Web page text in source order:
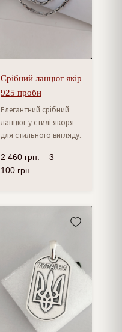
Срібний ланцюг якір
925 проби
Елегантний срібний
ланцюг у стилі якоря
для стильного вигляду.
2 460 грн. – 3
100 грн.